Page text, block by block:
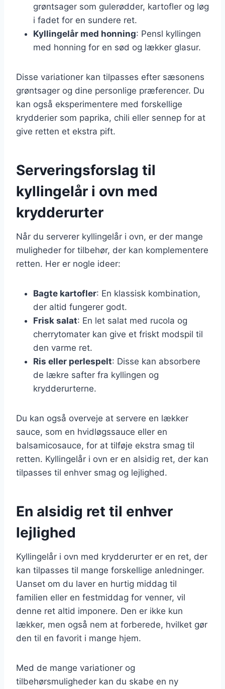
grøntsager som gulerødder, kartofler og løg
i fadet for en sundere ret.
Kyllingelår med honning: Pensl kyllingen
med honning for en sød og lækker glasur.
Disse variationer kan tilpasses efter sæsonens
grøntsager og dine personlige præferencer. Du
kan også eksperimentere med forskellige
krydderier som paprika, chili eller sennep for at
give retten et ekstra pift.
Serveringsforslag til
kyllingelår i ovn med
krydderurter
Når du serverer kyllingelår i ovn, er der mange
muligheder for tilbehør, der kan komplementere
retten. Her er nogle ideer:
Bagte kartofler: En klassisk kombination,
der altid fungerer godt.
Frisk salat: En let salat med rucola og
cherrytomater kan give et friskt modspil til
den varme ret.
Ris eller perlespelt: Disse kan absorbere
de lækre safter fra kyllingen og
krydderurterne.
Du kan også overveje at servere en lækker
sauce, som en hvidløgssauce eller en
balsamicosauce, for at tilføje ekstra smag til
retten. Kyllingelår i ovn er en alsidig ret, der kan
tilpasses til enhver smag og lejlighed.
En alsidig ret til enhver
lejlighed
Kyllingelår i ovn med krydderurter er en ret, der
kan tilpasses til mange forskellige anledninger.
Uanset om du laver en hurtig middag til
familien eller en festmiddag for venner, vil
denne ret altid imponere. Den er ikke kun
lækker, men også nem at forberede, hvilket gør
den til en favorit i mange hjem.
Med de mange variationer og
tilbehørsmuligheder kan du skabe en ny